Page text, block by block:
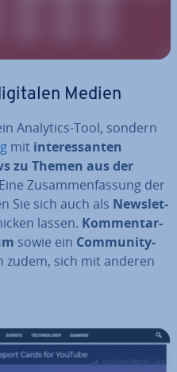
Medien
Analytics-Tool, sondern
mit in­ter­es­san­ten
zu Themen aus der
Zu­sam­men­fas­sung der
Sie sich auch als News­let­
lassen. Kom­men­tar­
sowie ein Community-
zudem, sich mit anderen